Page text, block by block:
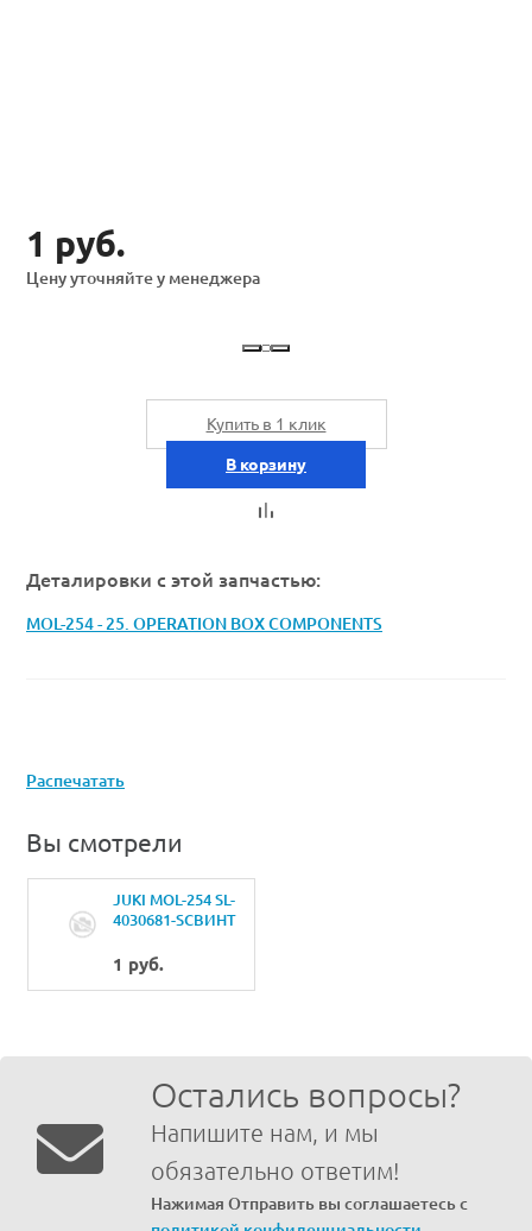
1 руб.
Цену уточняйте у менеджера
Купить в 1 клик
В корзину
Деталировки с этой запчастью:
MOL-254 - 25. OPERATION BOX COMPONENTS
Распечатать
Вы смотрели
JUKI MOL-254 SL-
4030681-SCВИНТ
1 руб.
Остались вопросы?
Напишите нам, и мы
обязательно ответим!
Нажимая Отправить вы соглашаетесь с